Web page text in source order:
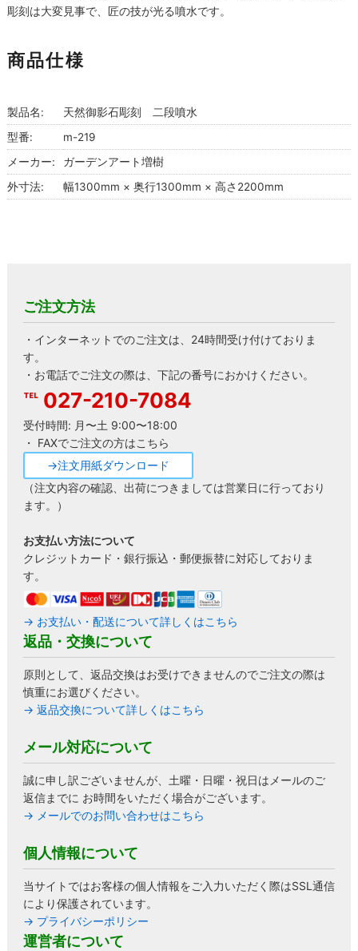
彫刻は大変見事で、匠の技が光る噴水です。
商品仕様
製品名:
天然御影石彫刻 二段噴水
型番:
m-219
メーカー:
ガーデンアート増樹
外寸法:
幅1300mm × 奥行1300mm × 高さ2200mm
ご注文方法
・インターネットでのご注文は、24時間受け付けておりま
す。
・お電話でご注文の際は、下記の番号におかけください。
027-210-7084
受付時間: 月〜土 9:00〜18:00
・ FAXでご注文の方はこちら
→注文用紙ダウンロード
（注文内容の確認、出荷につきましては営業日に行っており
ます。）
お支払い方法について
クレジットカード・銀行振込・郵便振替に対応しておりま
す。
→ お支払い・配送について詳しくはこちら
返品・交換について
原則として、返品交換はお受けできませんのでご注文の際は
慎重にお選びください。
→ 返品交換について詳しくはこちら
メール対応について
誠に申し訳ございませんが、土曜・日曜・祝日はメールのご
返信までに お時間をいただく場合がございます。
→ メールでのお問い合わせはこちら
個人情報について
当サイトではお客様の個人情報をご入力いただく際はSSL通信
により保護されています。
→ プライバシーポリシー
運営者について